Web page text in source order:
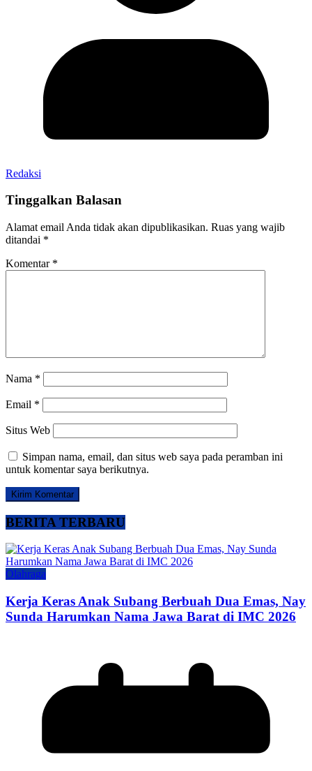
Redaksi
Tinggalkan Balasan
Alamat email Anda tidak akan dipublikasikan. Ruas yang wajib
ditandai *
Komentar *
Nama *
Email *
Situs Web
Simpan nama, email, dan situs web saya pada peramban ini
untuk komentar saya berikutnya.
BERITA TERBARU
Olahraga
Kerja Keras Anak Subang Berbuah Dua Emas, Nay
Sunda Harumkan Nama Jawa Barat di IMC 2026